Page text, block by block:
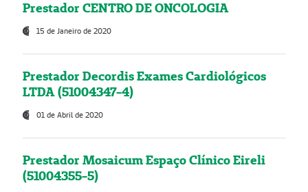
Prestador CENTRO DE ONCOLOGIA
15 de Janeiro de 2020
Prestador Decordis Exames Cardiológicos
LTDA (51004347-4)
01 de Abril de 2020
Prestador Mosaicum Espaço Clínico Eireli
(51004355-5)